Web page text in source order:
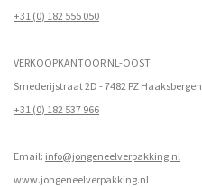
+31 (0) 182 555 050
VERKOOPKANTOOR NL-OOST
Smederijstraat 2D - 7482 PZ Haaksbergen
+31 (0) 182 537 966
Email: info@jongeneelverpakking.nl
www.jongeneelverpakking.nl